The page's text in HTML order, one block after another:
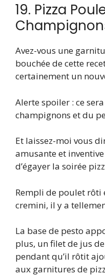
19. Pizza
Avez-vous une
bouchée de cette
certainement un
Alerte spoiler : ce
champignons et du
Et laissez-moi vous
amusante et
d’égayer la soirée
Rempli de poulet rôti
cremini, il y a
La base de pesto
plus, un filet de jus
pendant qu’il rôtit
aux garnitures de